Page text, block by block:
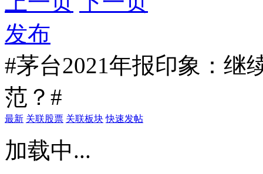
发布
#茅台2021年报印象：继
范？#
最新 关联股票 关联板块 快速发帖
加载中...